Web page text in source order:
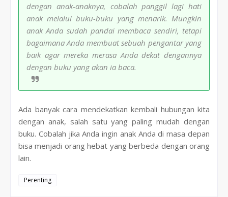
dengan anak-anaknya, cobalah panggil lagi hati
anak melalui buku-buku yang menarik. Mungkin
anak Anda sudah pandai membaca sendiri, tetapi
bagaimana Anda membuat sebuah pengantar yang
baik agar mereka merasa Anda dekat dengannya
dengan buku yang akan ia baca.
Ada banyak cara mendekatkan kembali hubungan kita
dengan anak, salah satu yang paling mudah dengan
buku. Cobalah jika Anda ingin anak Anda di masa depan
bisa menjadi orang hebat yang berbeda dengan orang
lain.
Perenting